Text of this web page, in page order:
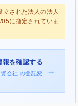
された法人の法人
に指定されていま
報を確認する
会社 の登記変
→